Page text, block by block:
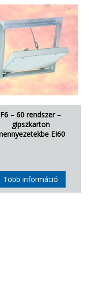
F6 – 60 rendszer –
gipszkarton
EI60
Több információ